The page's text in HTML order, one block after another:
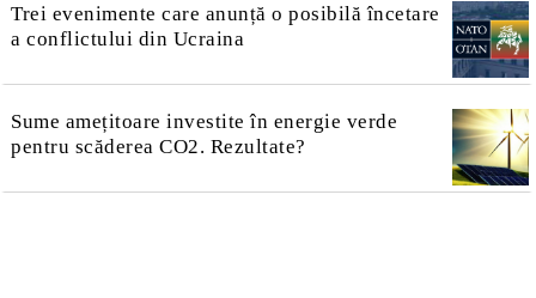
Trei evenimente care anunță o posibilă încetare
a conflictului din Ucraina
Sume amețitoare investite în energie verde
pentru scăderea CO2. Rezultate?